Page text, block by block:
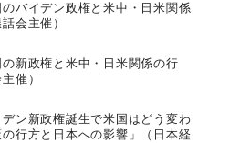
バイデン政権と米中・日米関係
会主催）
新政権と米中・日米関係の行
催）
ン新政権誕生で米国はどう変わ
行方と日本への影響」（日本経